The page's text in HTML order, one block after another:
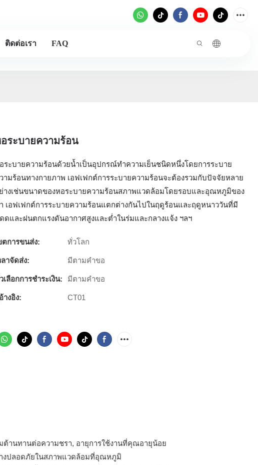
ติดต่อเรา FAQ
ระบายความร้อน
ระบายความร้อนด้วยน้ำเป็นอุปกรณ์ทำความเย็นชนิดหนึ่งโดยการระบาย
ามร้อนทางกายภาพ เอฟเฟกต์การระบายความร้อนจะต้องรวมกับปัจจัยหลาย
างเช่นขนาดของหอระบายความร้อนสภาพแวดล้อมโดยรอบและอุณหภูมิของ
เอฟเฟกต์การระบายความร้อนแตกต่างกันไปในฤดูร้อนและฤดูหนาววันที่มี
ดและฝนตกแรงดันอากาศสูงและต่ำในร่มและกลางแจ้ง ฯลฯ
ตการขนส่ง: ทั่วโลก
ลาจัดส่ง: มีตามคำขอ
เลือกการชำระเงิน: มีตามคำขอ
างอิง: CT01
ต้านทานต่อความชรา, อายุการใช้งานที่คุณอายุน้อย
างปลอดภัยในสภาพแวดล้อมที่อุณหภูมิ